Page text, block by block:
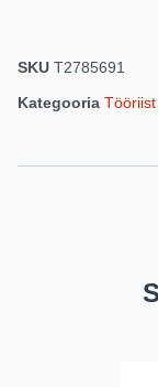
SKU T2785691
Kategooria Tööriist